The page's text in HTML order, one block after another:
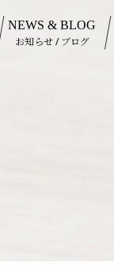
NEWS & BLOG
お知らせ / ブログ